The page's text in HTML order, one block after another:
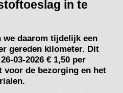
in te
we daarom tijdelijk een
gereden kilometer. Dit
03-2026 € 1,50 per
voor de bezorging en het